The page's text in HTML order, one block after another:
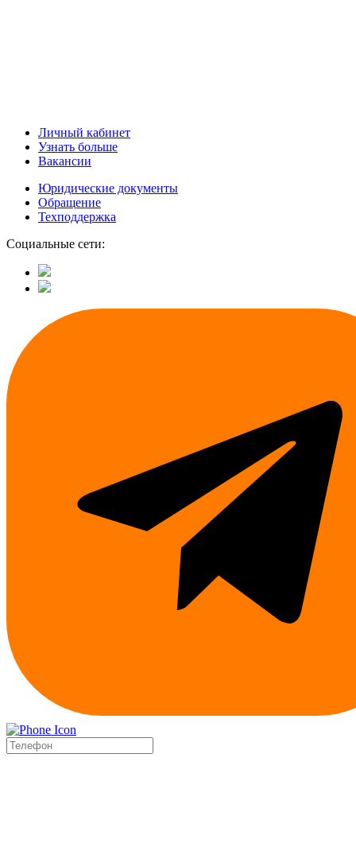
Личный кабинет
Узнать больше
Вакансии
Юридические документы
Обращение
Техподдержка
Социальные сети: